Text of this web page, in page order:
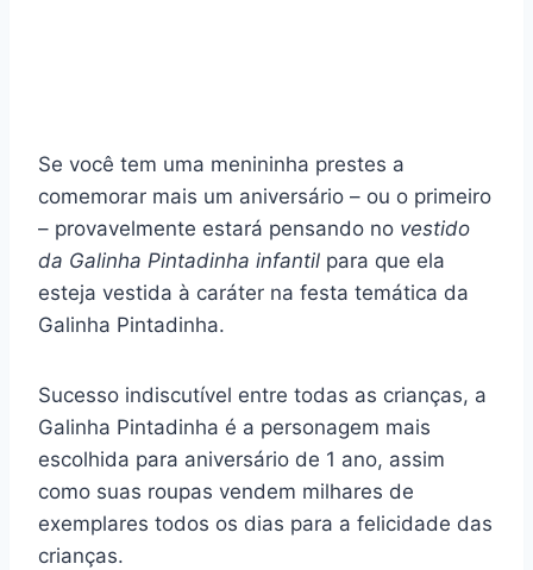
Se você tem uma menininha prestes a
comemorar mais um aniversário – ou o primeiro
– provavelmente estará pensando no vestido
da Galinha Pintadinha infantil para que ela
esteja vestida à caráter na festa temática da
Galinha Pintadinha.
Sucesso indiscutível entre todas as crianças, a
Galinha Pintadinha é a personagem mais
escolhida para aniversário de 1 ano, assim
como suas roupas vendem milhares de
exemplares todos os dias para a felicidade das
crianças.